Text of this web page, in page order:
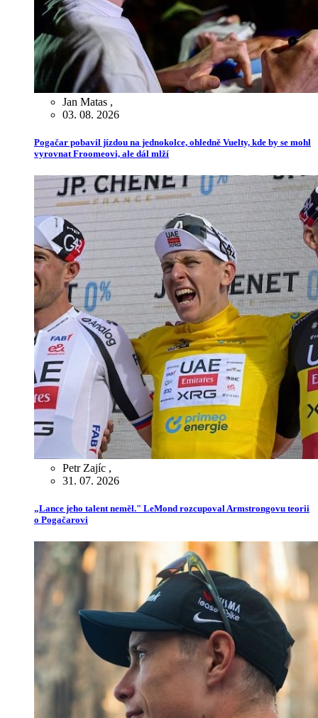
Jan Matas ,
03. 08. 2026
Pogačar pobavil jízdou na jednokolce, ohledně Vuelty, kde by se mohl
vyrovnat Froomeovi, ale dál mlží
Petr Zajíc ,
31. 07. 2026
„Lance jeho talent neměl." LeMond rozcupoval Armstrongovu teorii
o Pogačarovi